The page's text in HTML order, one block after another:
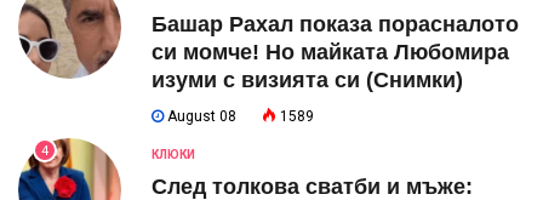
Башар Рахал показа порасналото
си момче! Но майката Любомира
изуми с визията си (Снимки)
August 08 1589
4 КЛЮКИ
След толкова сватби и мъже: